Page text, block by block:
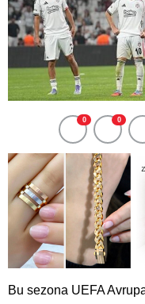
0 0
Bu sezona UEFA